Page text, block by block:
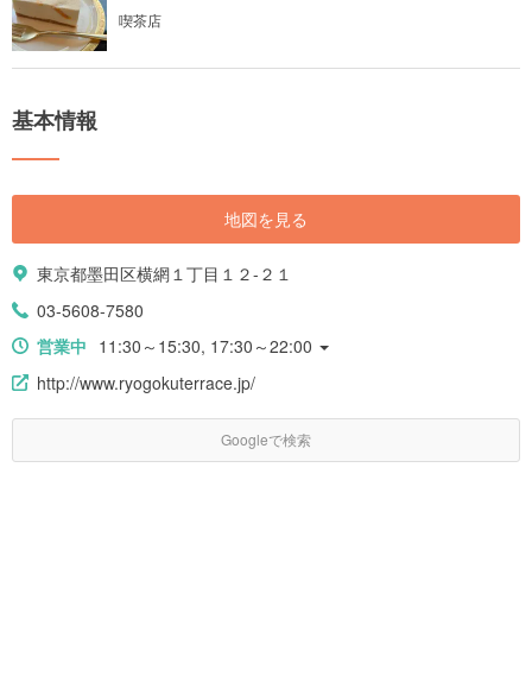
喫茶店
基本情報
地図を見る
東京都墨田区横網１丁目１２-２１
03-5608-7580
営業中 11:30～15:30, 17:30～22:00
http://www.ryogokuterrace.jp/
Googleで検索